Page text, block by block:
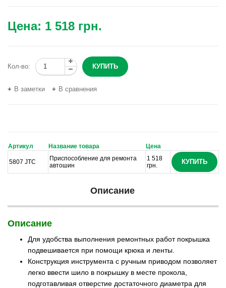
Цена: 1 518 грн.
Кол-во:
В заметки В сравнения
Артикул Название товара Цена
5807 JTC
Приспособление для ремонта
автошин
1 518
грн.
КУПИТЬ
Описание
Описание
Для удобства выполнения ремонтных работ покрышка
подвешивается при помощи крюка и ленты.
Конструкция инструмента с ручным приводом позволяет
легко ввести шило в покрышку в месте прокола,
подготавливая отверстие достаточного диаметра для